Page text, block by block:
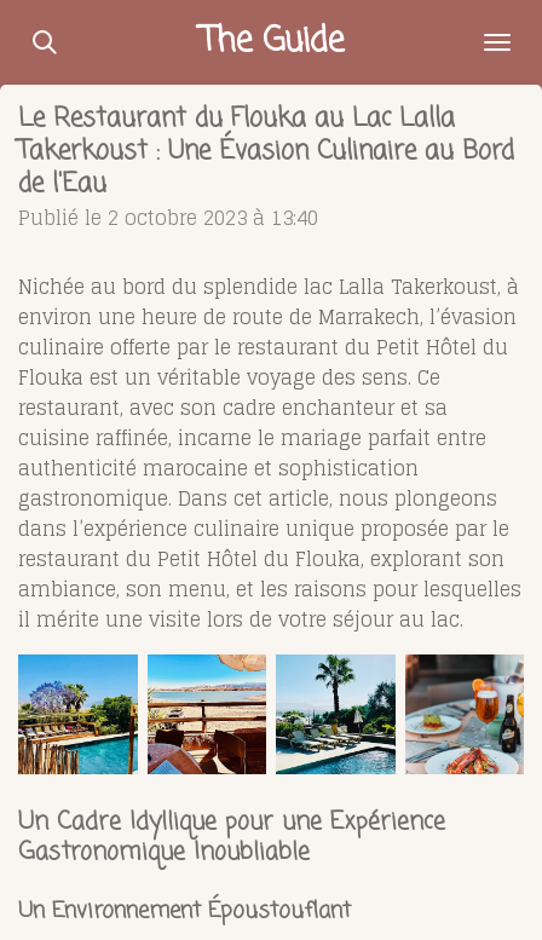
Passer
contenu
principal
The Guide
Le Restaurant du Flouka au Lac Lalla
Takerkoust : Une Évasion Culinaire au Bord
de l'Eau
Publié le 2 octobre 2023 à 13:40
Nichée au bord du splendide lac Lalla Takerkoust, à
environ une heure de route de Marrakech, l’évasion
culinaire offerte par le restaurant du Petit Hôtel du
Flouka est un véritable voyage des sens. Ce
restaurant, avec son cadre enchanteur et sa
cuisine raffinée, incarne le mariage parfait entre
authenticité marocaine et sophistication
gastronomique. Dans cet article, nous plongeons
dans l’expérience culinaire unique proposée par le
restaurant du Petit Hôtel du Flouka, explorant son
ambiance, son menu, et les raisons pour lesquelles
il mérite une visite lors de votre séjour au lac.
Un Cadre Idyllique pour une Expérience
Gastronomique Inoubliable
Un Environnement Époustouflant